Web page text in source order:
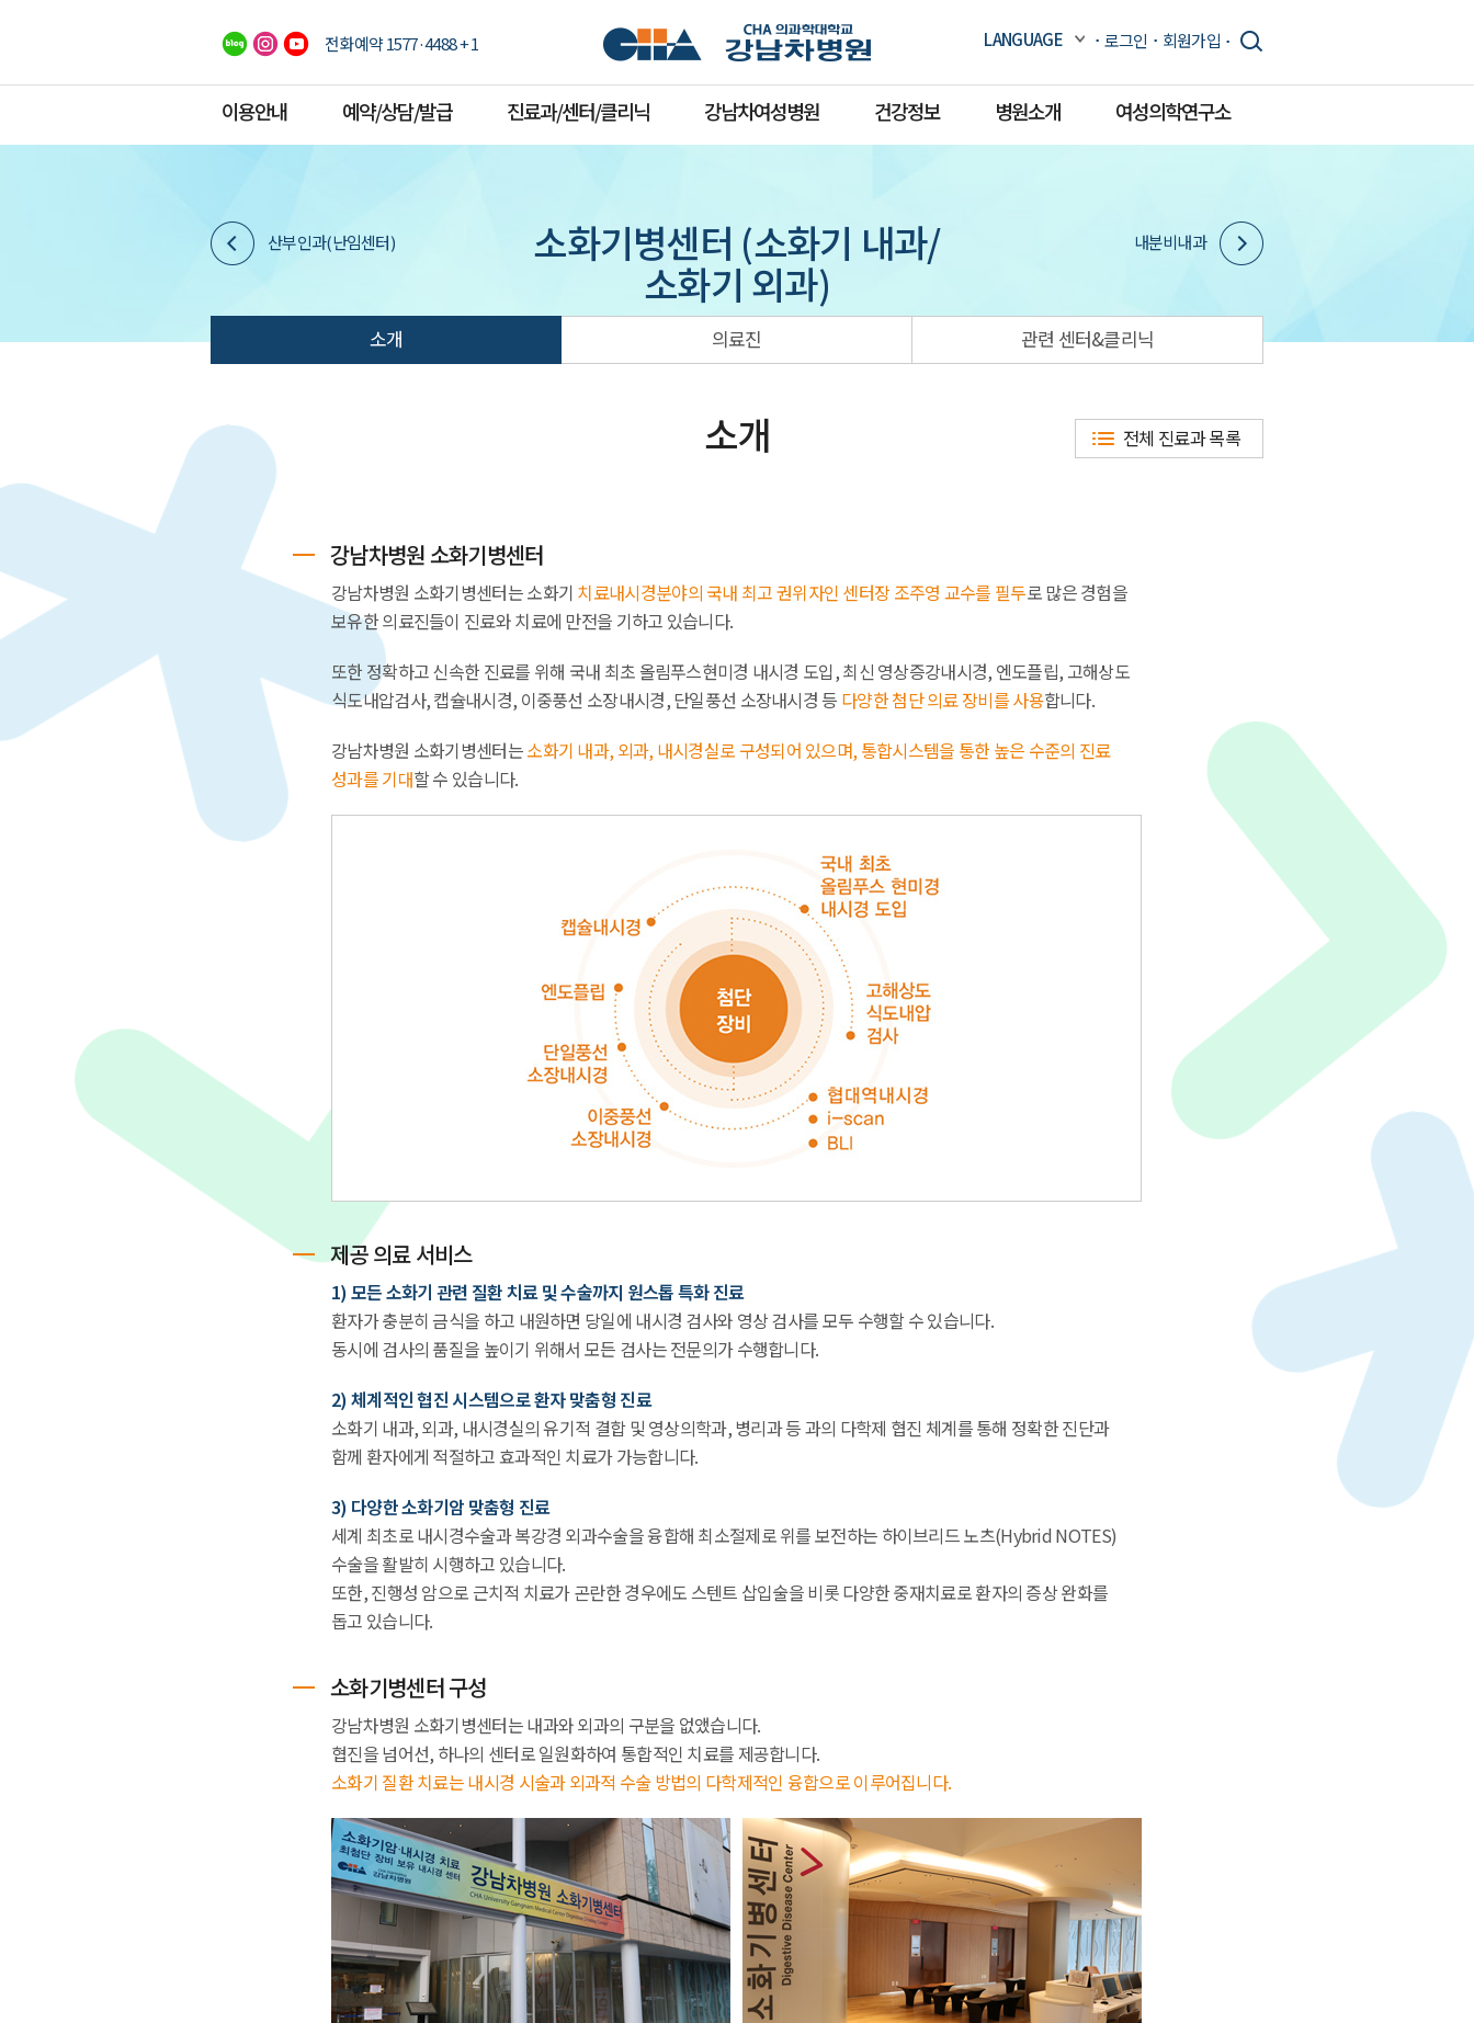
전화예약 1577·4488 + 1 LANGUAGE 로그인 회원가입
이용안내 예약/상담/발급 진료과/센터/클리닉 강남차여성병원 건강정보 병원소개 여성의학연구소
산부인과(난임센터) 소화기병센터 (소화기 내과/
소화기 외과)
내분비내과
소개 의료진 관련 센터&클리닉
소개 전체 진료과 목록
강남차병원 소화기병센터
강남차병원 소화기병센터는 소화기 치료내시경분야의 국내 최고 권위자인 센터장 조주영 교수를 필두로 많은 경험을
보유한 의료진들이 진료와 치료에 만전을 기하고 있습니다.
또한 정확하고 신속한 진료를 위해 국내 최초 올림푸스현미경 내시경 도입, 최신 영상증강내시경, 엔도플립, 고해상도
식도내압검사, 캡슐내시경, 이중풍선 소장내시경, 단일풍선 소장내시경 등 다양한 첨단 의료 장비를 사용합니다.
강남차병원 소화기병센터는소화기 내과, 외과, 내시경실로 구성되어 있으며, 통합시스템을 통한 높은 수준의 진료
성과를 기대할 수 있습니다.
제공 의료 서비스
1) 모든 소화기 관련 질환 치료 및 수술까지 원스톱 특화 진료
환자가 충분히 금식을 하고 내원하면 당일에 내시경 검사와 영상 검사를 모두 수행할 수 있습니다.
동시에 검사의 품질을 높이기 위해서 모든 검사는 전문의가 수행합니다.
2) 체계적인 협진 시스템으로 환자 맞춤형 진료
소화기 내과, 외과, 내시경실의 유기적 결합 및 영상의학과, 병리과 등 과의 다학제 협진 체계를 통해 정확한 진단과
함께 환자에게 적절하고 효과적인 치료가 가능합니다.
3) 다양한 소화기암 맞춤형 진료
세계 최초로 내시경수술과 복강경 외과수술을 융합해 최소절제로 위를 보전하는 하이브리드 노츠(Hybrid NOTES)
수술을 활발히 시행하고 있습니다.
또한, 진행성 암으로 근치적 치료가 곤란한 경우에도 스텐트 삽입술을 비롯 다양한 중재치료로 환자의 증상 완화를
돕고 있습니다.
소화기병센터 구성
강남차병원 소화기병센터는 내과와 외과의 구분을 없앴습니다.
협진을 넘어선, 하나의 센터로 일원화하여 통합적인 치료를 제공합니다.
소화기 질환 치료는 내시경 시술과 외과적 수술 방법의 다학제적인 융합으로 이루어집니다.